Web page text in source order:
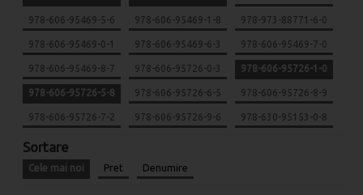
978-606-95469-5-6 978-606-95469-1-8 978-973-88771-6-0
978-606-95469-0-1 978-606-95469-6-3 978-606-95469-7-0
978-606-95469-8-7 978-606-95726-0-3 978-606-95726-1-0
978-606-95726-5-8 978-606-95726-6-5 978-606-95726-8-9
978-606-95726-7-2 978-606-95726-9-6 978-630-95153-0-8
Sortare
Cele mai noi Pret Denumire